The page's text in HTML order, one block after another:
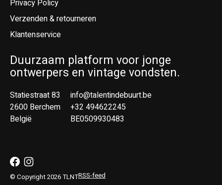
Privacy Policy
Verzenden & retourneren
Klantenservice
Duurzaam platform voor jonge
ontwerpers en vintage vondsten.
Statiestraat 83
2600 Berchem
België
info@talentindebuurt.be
+32 494622245
BE0509930483
© Copyright 2026 TLNTRSS-feed